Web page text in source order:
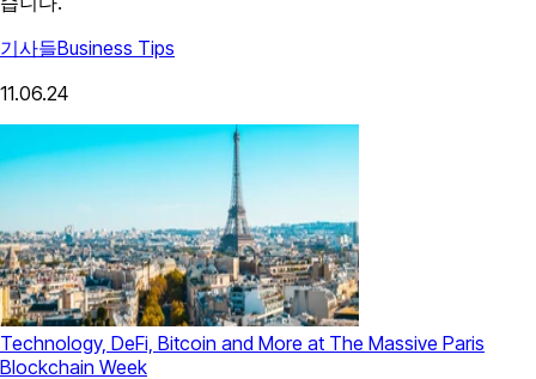
기사들Business Tips
11.06.24
Technology, DeFi, Bitcoin and More at The Massive Paris
Blockchain Week